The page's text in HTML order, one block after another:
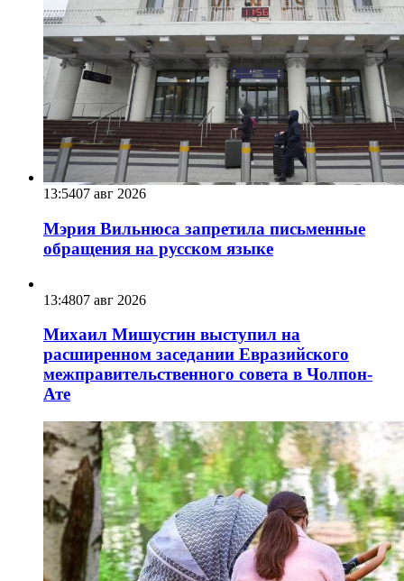
13:5407 авг 2026
Мэрия Вильнюса запретила письменные
обращения на русском языке
13:4807 авг 2026
Михаил Мишустин выступил на
расширенном заседании Евразийского
межправительственного совета в Чолпон-
Ате